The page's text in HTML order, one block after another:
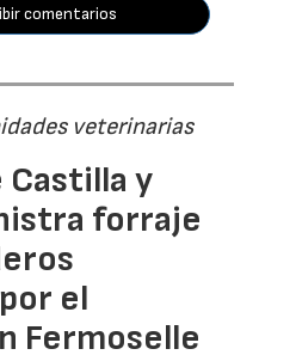
comentarios
veterinarias
Castilla y
forraje
el
Fermoselle